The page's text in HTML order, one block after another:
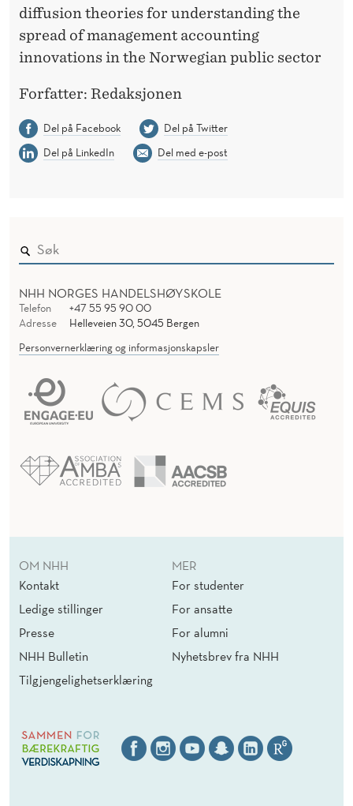
diffusion theories for understanding the
spread of management accounting
innovations in the Norwegian public sector
Forfatter: Redaksjonen
Del på Facebook
Del på Twitter
Del på LinkedIn
Del med e-post
NHH NORGES HANDELSHØYSKOLE
Telefon
+47 55 95 90 00
Adresse
Helleveien 30, 5045 Bergen
Personvernerklæring og informasjonskapsler
OM NHH
Kontakt
Ledige stillinger
Presse
NHH Bulletin
Tilgjengelighetserklæring
MER
For studenter
For ansatte
For alumni
Nyhetsbrev fra NHH